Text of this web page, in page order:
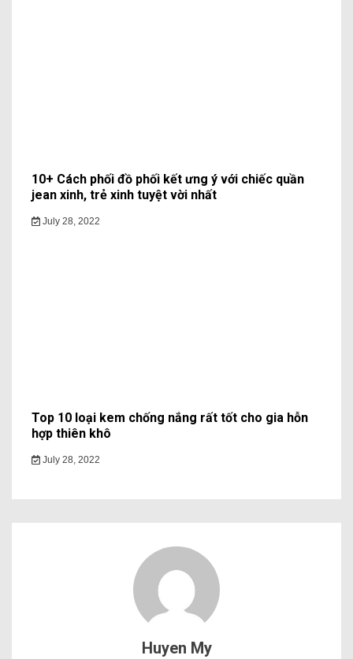
10+ Cách phối đồ phối kết ưng ý với chiếc quần
jean xinh, trẻ xinh tuyệt vời nhất
July 28, 2022
Top 10 loại kem chống nắng rất tốt cho gia hỗn
hợp thiên khô
July 28, 2022
Huyen My